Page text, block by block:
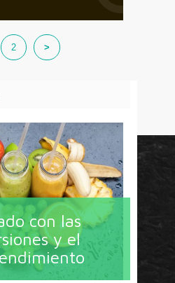
2 >
con las
y el
lo último en estrategias,
con un enfoque en México
contiene lo imprescindible
liderazgo, redes
en marketing. Los contenidos
de negocios y dirigidos hacia
marcas y especialistas en